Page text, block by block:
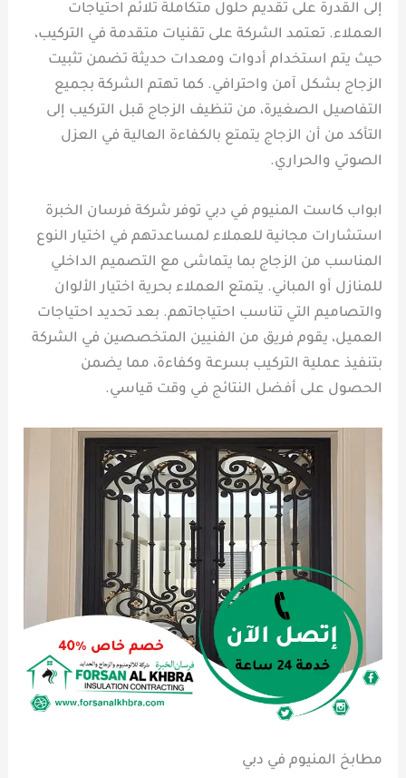
إلى القدرة على تقديم حلول متكاملة تلائم احتياجات
العملاء. تعتمد الشركة على تقنيات متقدمة في التركيب،
حيث يتم استخدام أدوات ومعدات حديثة تضمن تثبيت
الزجاج بشكل آمن واحترافي. كما تهتم الشركة بجميع
التفاصيل الصغيرة، من تنظيف الزجاج قبل التركيب إلى
التأكد من أن الزجاج يتمتع بالكفاءة العالية في العزل
الصوتي والحراري.
ابواب كاست المنيوم في دبي توفر شركة فرسان الخبرة
استشارات مجانية للعملاء لمساعدتهم في اختيار النوع
المناسب من الزجاج بما يتماشى مع التصميم الداخلي
للمنازل أو المباني. يتمتع العملاء بحرية اختيار الألوان
والتصاميم التي تناسب احتياجاتهم. بعد تحديد احتياجات
العميل، يقوم فريق من الفنيين المتخصصين في الشركة
بتنفيذ عملية التركيب بسرعة وكفاءة، مما يضمن
الحصول على أفضل النتائج في وقت قياسي.
مطابخ المنيوم في دبي